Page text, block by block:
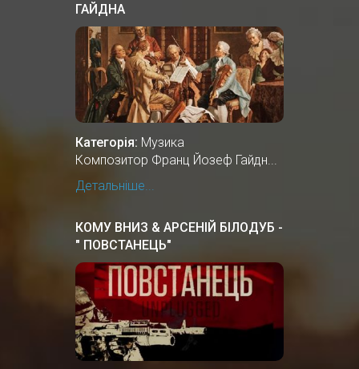
ГАЙДНА
Категорія: Музика
Композитор Франц Йозеф Гайдн...
Детальніше...
КОМУ ВНИЗ & АРСЕНІЙ БІЛОДУБ -
" ПОВСТАНЕЦЬ"